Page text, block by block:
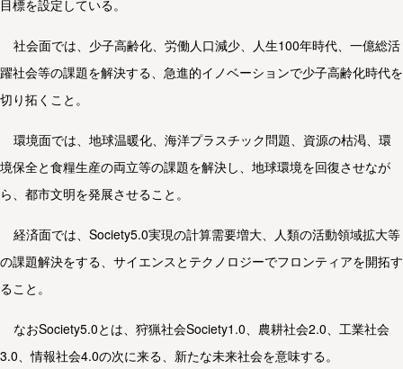
目標を設定している。
社会面では、少子高齢化、労働人口減少、人生100年時代、一億総活
躍社会等の課題を解決する、急進的イノベーションで少子高齢化時代を
切り拓くこと。
環境面では、地球温暖化、海洋プラスチック問題、資源の枯渇、環
境保全と食糧生産の両立等の課題を解決し、地球環境を回復させなが
ら、都市文明を発展させること。
経済面では、Society5.0実現の計算需要増大、人類の活動領域拡大等
の課題解決をする、サイエンスとテクノロジーでフロンティアを開拓す
ること。
なおSociety5.0とは、狩猟社会Society1.0、農耕社会2.0、工業社会
3.0、情報社会4.0の次に来る、新たな未来社会を意味する。